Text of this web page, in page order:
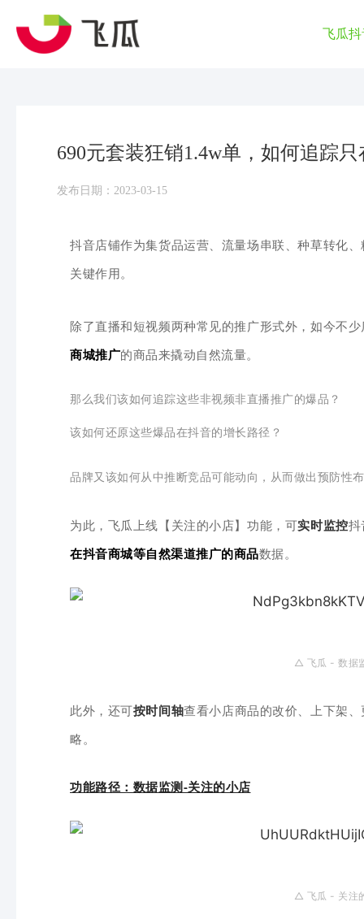
飞瓜抖
690元套装狂销1.4w单，如何追踪
发布日期：2023-03-15
抖音店铺作为集货品运营、流量场串联、种草转化
关键作用。
除了直播和短视频两种常见的推广形式外，如今不
商城推广的商品来撬动自然流量。
那么我们该如何追踪这些非视频非直播推广的爆品？
该如何还原这些爆品在抖音的增长路径？
品牌又该如何从中推断竞品可能动向，从而做出预防性
为此，飞瓜上线【关注的小店】功能，可实时监控抖
在抖音商城等自然渠道推广的商品数据。
△ 飞瓜 - 数据
此外，还可按时间轴查看小店商品的改价、上下架
略。
功能路径：数据监测-关注的小店
△ 飞瓜 - 关注